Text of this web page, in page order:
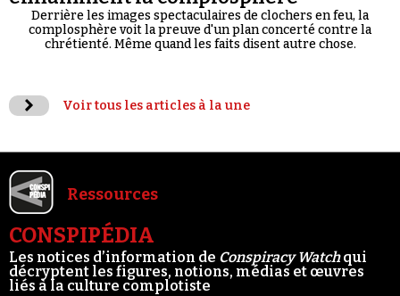
Derrière les images spectaculaires de clochers en feu, la
complosphère voit la preuve d'un plan concerté contre la
chrétienté. Même quand les faits disent autre chose.
Voir tous les articles à la une
Ressources
CONSPIPÉDIA
Les notices d’information de Conspiracy Watchqui
décryptent les figures, notions, médias et œuvres
liés à la culture complotiste